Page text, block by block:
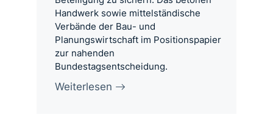
Handwerk sowie mittelständische
Verbände der Bau- und
Planungswirtschaft im Positionspapier
zur nahenden
Bundestagsentscheidung.
Weiterlesen